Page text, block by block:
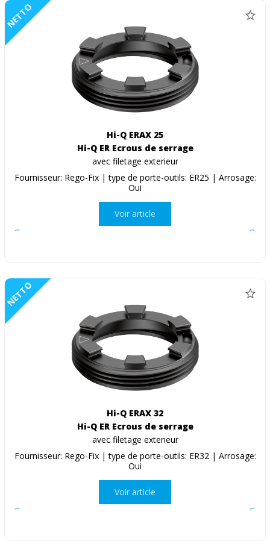
NETTO
Hi-Q ERAX 25
Hi-Q ER Ecrous de serrage
avec filetage exterieur
Fournisseur: Rego-Fix | type de porte-outils: ER25 | Arrosage:
Oui
Voir article
NETTO
Hi-Q ERAX 32
Hi-Q ER Ecrous de serrage
avec filetage exterieur
Fournisseur: Rego-Fix | type de porte-outils: ER32 | Arrosage:
Oui
Voir article